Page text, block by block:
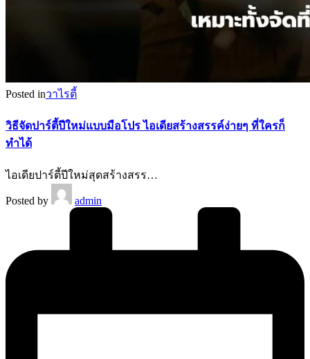
Posted inวาไรตี้
วิธีจัดปาร์ตี้ปีใหม่แบบมือโปร ไอเดียสร้างสรรค์ง่ายๆ ที่ใครก็
ทำได้
ไอเดียปาร์ตี้ปีใหม่สุดสร้างสรร…
Posted by admin